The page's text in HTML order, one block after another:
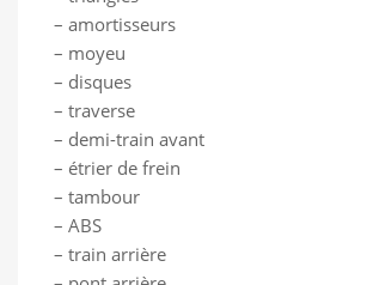
– amortisseurs
– moyeu
– disques
– traverse
– demi-train avant
– étrier de frein
– tambour
– ABS
– train arrière